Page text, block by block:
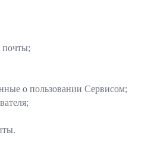
почты;
о пользовании Сервисом;